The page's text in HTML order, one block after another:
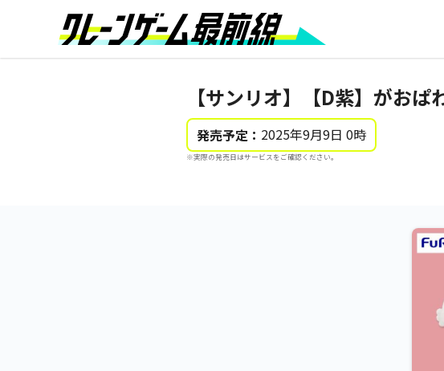
【サンリオ】【D紫】がお
発売予定： 2025年9月9日 0時
※実際の発売日はサービスをご確認ください。